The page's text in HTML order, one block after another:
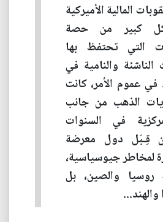
المالية الأميركية
كبير من حصة
التي تحتفظ بها
الناشئة والنامية في
عموم الأمر، كانت
الذهب من جانب
في السنوات
قِـبَل دول معرضة
لمخاطر جيوسياسية،
والصين، بل
والهند...